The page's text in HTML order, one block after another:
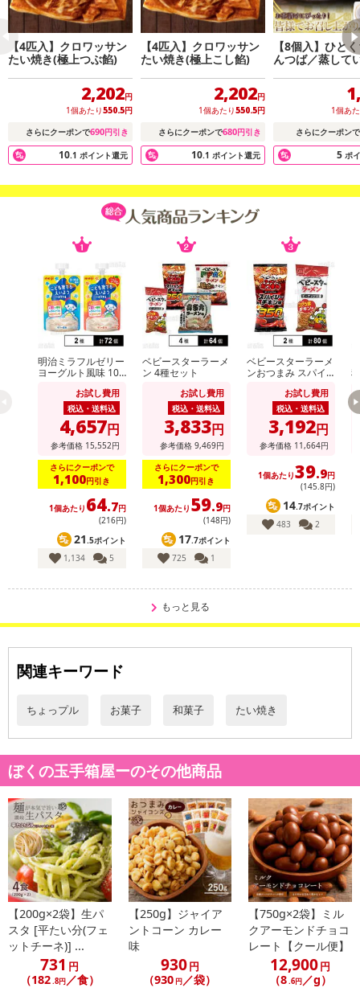
たい焼きの「たいこ」もう食べた？
ケーキ屋さんが作った可愛くて美味しいクロワッサンたい焼き。
【プロテイン入りこし餡たい焼き】
トーストで焼いて食べると、サクサク美味しいまるで焼き立ての美
【4匹入】クロワッサン
たい焼き(極上つぶ餡)
2,202円
1個あたり550.5円
さらにクーポンで690円引き
10.1 ポイント還元
【4匹入】クロワッサン
たい焼き(極上こし餡)
2,202円
1個あたり550.5円
さらにクーポンで680円引き
10.1 ポイント還元
【8個入】ひと
んつば／蒸して
1個あ
さらにクーポンで
5 ポ
明治ミラフルゼリー
ヨーグルト風味 100
ト風味 100gお試し費用
税込・送料込
4,657円
参考価格 15,552円
さらにクーポンで
1,100円引き
1個あたり 64.7円
(216円)
21.5ポイント
1,134
5
ベビースターラーメ
ン 4種セット
お試し費用
税込・送料込
3,833円
参考価格 9,469円
さらにクーポンで
1,300円引き
1個あたり 59.9円
(148円)
17.7ポイント
725
1
ベビースターラーメ
ンおつまみ スパイ
ベビースターラーメ
ン コクうまチキン
味 64g
お試し費用
税込・送料込
3,192円
参考価格 11,664円
1個あたり39.9円
(145.8円)
14.7ポイント
483
2
もっと見る
関連キーワード
ちょっプル お菓子 和菓子 たい焼き
ぼくの玉手箱屋ーのその他商品
【200g×2袋】生パ
スタ [平たい分(フェ
ットチーネ)] ...
731 円
（182 .8円／食）
【250g】ジャイア
ントコーン カレー
味
930円
（930 円 ／袋）
【750g×2袋】ミル
クアーモンドチョコ
レート【クール便】
12,900円
（8 .6円／g）